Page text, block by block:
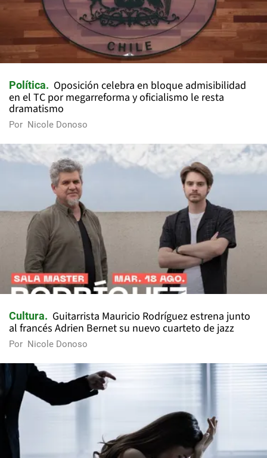
Política
Oposición celebra en bloque admisibilidad
en el TC por megarreforma y oficialismo le resta
dramatismo
Por Nicole Donoso
Cultura
Guitarrista Mauricio Rodríguez estrena junto
al francés Adrien Bernet su nuevo cuarteto de jazz
Por Nicole Donoso